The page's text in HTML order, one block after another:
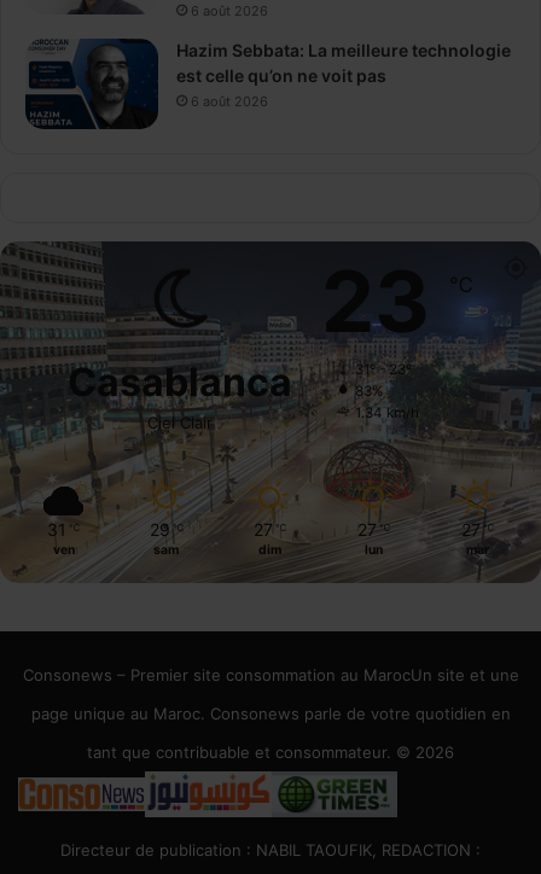
6 août 2026
Hazim Sebbata: La meilleure technologie
est celle qu’on ne voit pas
6 août 2026
Casablanca
Ciel Clair
23 ℃
31º - 23º
83%
1.34 km/h
31 ℃
ven
29 ℃
sam
27 ℃
dim
27 ℃
lun
27 ℃
mar
Consonews – Premier site consommation au MarocUn site et une
page unique au Maroc. Consonews parle de votre quotidien en
tant que contribuable et consommateur. © 2026
Directeur de publication : NABIL TAOUFIK, REDACTION :